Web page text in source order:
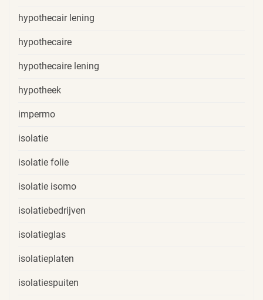
hypothecair lening
hypothecaire
hypothecaire lening
hypotheek
impermo
isolatie
isolatie folie
isolatie isomo
isolatiebedrijven
isolatieglas
isolatieplaten
isolatiespuiten